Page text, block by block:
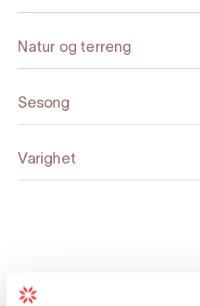
Natur og terreng
Sesong
Varighet
Kart